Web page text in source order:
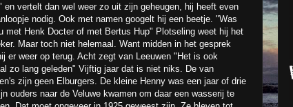
en vertelt dan wel weer zo uit zijn geheugen, hij heeft even
nodig. Ook met namen googelt hij een beetje. "Was
met Henk Docter of met Bertus Hup" Plotseling weet hij het
Maar toch niet helemaal. Want midden in het gesprek
er weer op terug. Acht zegt van Leeuwen "Het is ook
zo lang geleden" Vijftig jaar dat is niet niks. De van
zijn geen Elburgers. De kleine Henny was een jaar of drie
ouders naar de Veluwe kwamen om daar een wasserij te